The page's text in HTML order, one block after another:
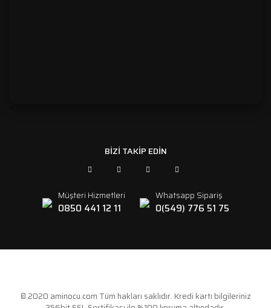
BİZİ TAKİP EDİN
Müşteri Hizmetleri
0850 441 12 11
Whatsapp Sipariş
0(549) 776 51 75
© 2020 aminocu.com Tüm hakları saklıdır. Kredi kartı bilgileriniz